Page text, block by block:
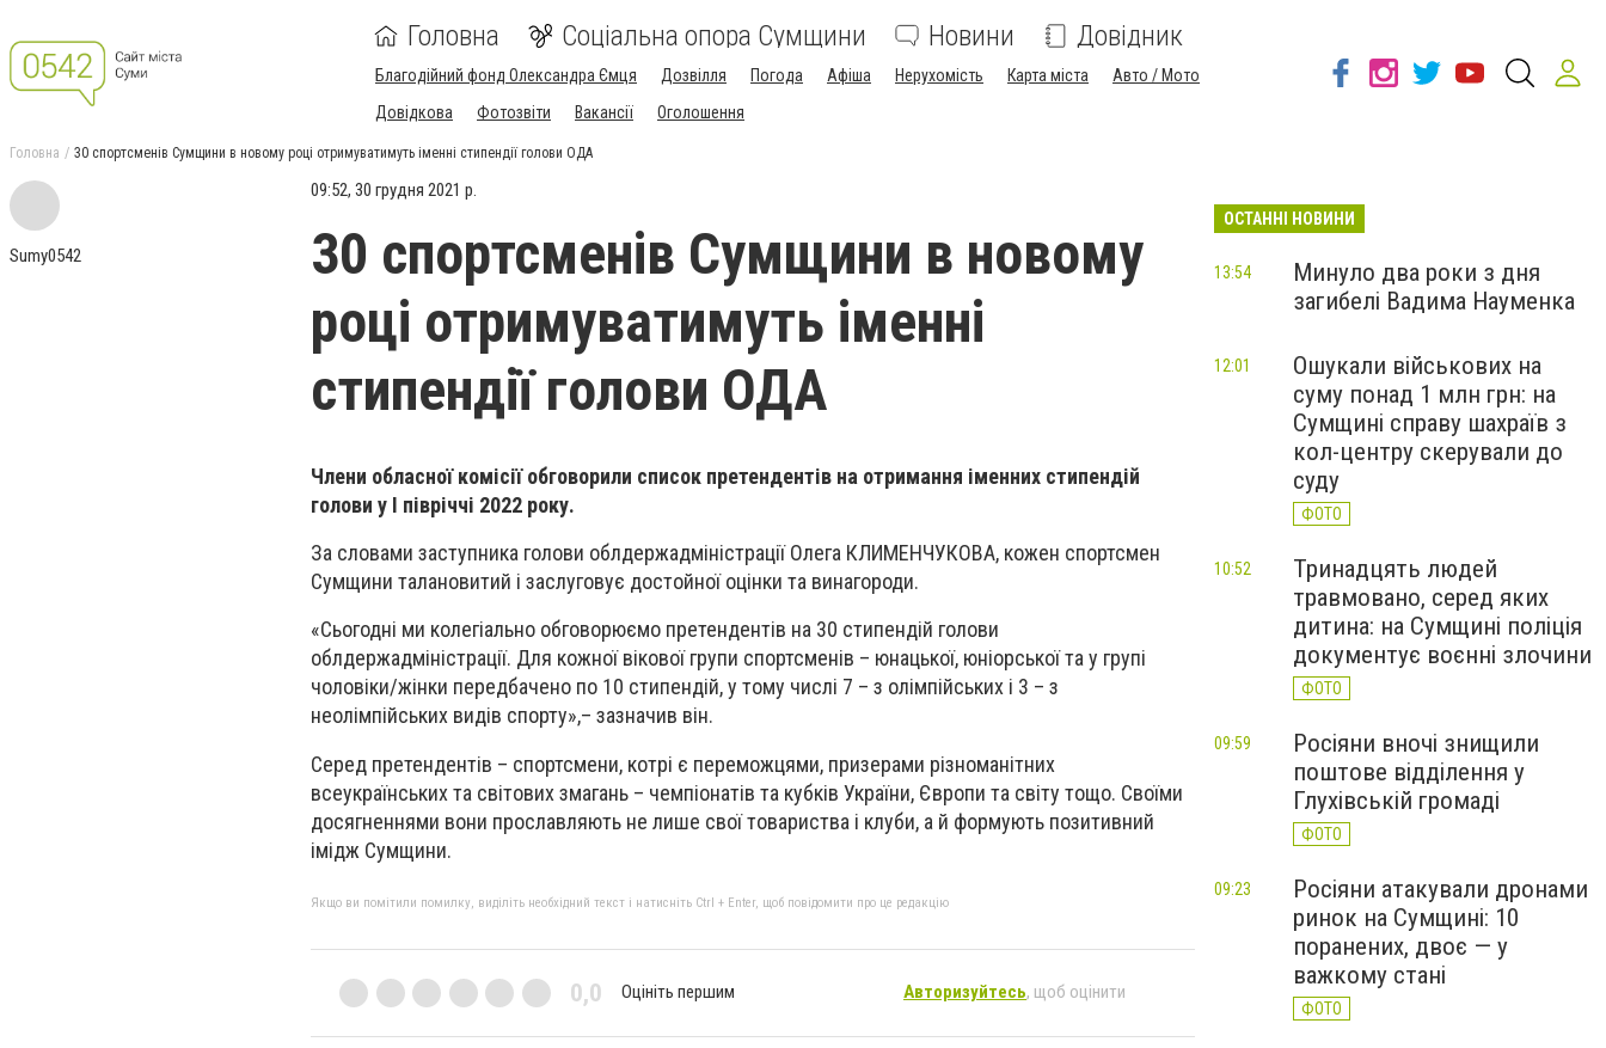
Головна Соціальна опора Сумщини Новини Довідник
Благодійний фонд Олександра Ємця Дозвілля Погода Афіша Нерухомість Карта міста
Авто / Мото
Довідкова
Фотозвіти Вакансії Оголошення
Головна 30 спортсменів Сумщини в новому році отримуватимуть іменні стипендії голови ОДА
Sumy0542
09:52, 30 грудня 2021 р.
30 спортсменів Сумщини в новому
році отримуватимуть іменні
стипендії голови ОДА
Члени обласної комісії обговорили список претендентів на отримання іменних стипендій
голови у І півріччі 2022 року.
За словами заступника голови облдержадміністрації Олега КЛИМЕНЧУКОВА, кожен спортсмен
Сумщини талановитий і заслуговує достойної оцінки та винагороди.
«Сьогодні ми колегіально обговорюємо претендентів на 30 стипендій голови
облдержадміністрації. Для кожної вікової групи спортсменів – юнацької, юніорської та у групі
чоловіки/жінки передбачено по 10 стипендій, у тому числі 7 – з олімпійських і 3 – з
неолімпійських видів спорту»,– зазначив він.
Серед претендентів – спортсмени, котрі є переможцями, призерами різноманітних
всеукраїнських та світових змагань – чемпіонатів та кубків України, Європи та світу тощо. Своїми
досягненнями вони прославляють не лише свої товариства і клуби, а й формують позитивний
імідж Сумщини.
Якщо ви помітили помилку, виділіть необхідний текст і натисніть Ctrl + Enter, щоб повідомити про це редакцію
0,0 Оцініть першим Авторизуйтесь, щоб оцінити
ОСТАННІ НОВИНИ
Минуло два роки з дня
загибелі Вадима Науменка
13:54
Ошукали військових на
суму понад 1 млн грн: на
Сумщині справу шахраїв з
кол-центру скерували до
суду
ФОТО
12:01
Тринадцять людей
травмовано, серед яких
дитина: на Сумщині поліція
документує воєнні злочини
ФОТО
10:52
Росіяни вночі знищили
поштове відділення у
Глухівській громаді
ФОТО
09:59
Росіяни атакували дронами
ринок на Сумщині: 10
поранених, двоє — у
важкому стані
ФОТО
09:23